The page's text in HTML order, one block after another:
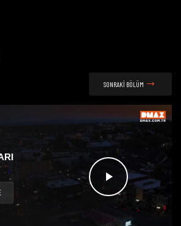
SONRAKİ BÖLÜM
Videoyu